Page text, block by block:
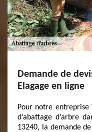
Demande de
Elagage en ligne
Pour notre entreprise
d’abattage d’arbre
13240, la demande